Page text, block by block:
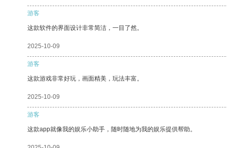
游客
这款软件的界面设计非常简洁，一目了然。
2025-10-09
游客
这款游戏非常好玩，画面精美，玩法丰富。
2025-10-09
游客
这款app就像我的娱乐小助手，随时随地为我的娱乐提供帮助。